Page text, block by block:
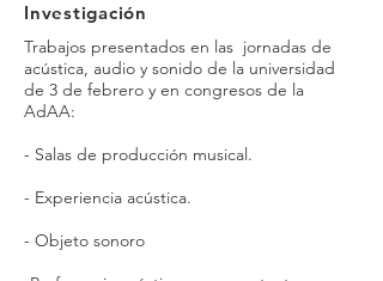
Investigación
Trabajos presentados en las jornadas de
acústica, audio y sonido de la universidad
de 3 de febrero y en congresos de la
AdAA:
- Salas de producción musical.
- Experiencia acústica.
- Objeto sonoro